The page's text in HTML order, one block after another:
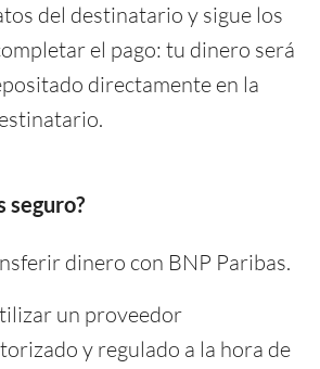
del destinatario y sigue los
el pago: tu dinero será
directamente en la
seguro?
dinero con BNP Paribas.
un proveedor
y regulado a la hora de